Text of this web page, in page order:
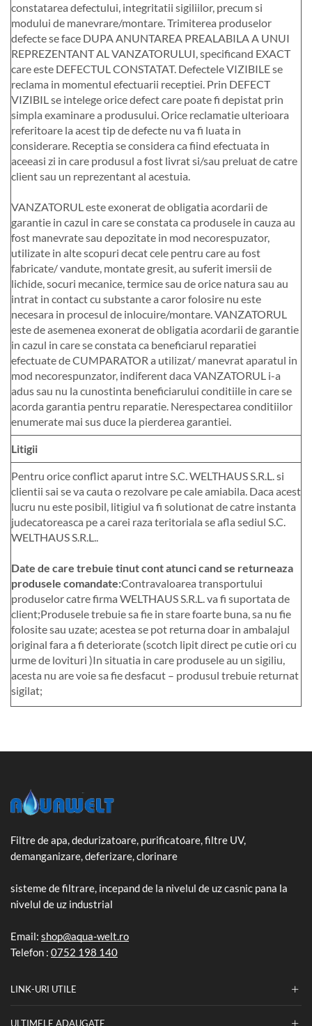
constatarea defectului, integritatii sigiliilor, precum si
modului de manevrare/montare. Trimiterea produselor
defecte se face DUPA ANUNTAREA PREALABILA A UNUI
REPREZENTANT AL VANZATORULUI, specificand EXACT
care este DEFECTUL CONSTATAT. Defectele VIZIBILE se
reclama in momentul efectuarii receptiei. Prin DEFECT
VIZIBIL se intelege orice defect care poate fi depistat prin
simpla examinare a produsului. Orice reclamatie ulterioara
referitoare la acest tip de defecte nu va fi luata in
considerare. Receptia se considera ca fiind efectuata in
aceeasi zi in care produsul a fost livrat si/sau preluat de catre
client sau un reprezentant al acestuia.
VANZATORUL este exonerat de obligatia acordarii de
garantie in cazul in care se constata ca produsele in cauza au
fost manevrate sau depozitate in mod necorespuzator,
utilizate in alte scopuri decat cele pentru care au fost
fabricate/ vandute, montate gresit, au suferit imersii de
lichide, socuri mecanice, termice sau de orice natura sau au
intrat in contact cu substante a caror folosire nu este
necesara in procesul de inlocuire/montare. VANZATORUL
este de asemenea exonerat de obligatia acordarii de garantie
in cazul in care se constata ca beneficiarul reparatiei
efectuate de CUMPARATOR a utilizat/ manevrat aparatul in
mod necorespunzator, indiferent daca VANZATORUL i-a
adus sau nu la cunostinta beneficiarului conditiile in care se
acorda garantia pentru reparatie. Nerespectarea conditiilor
enumerate mai sus duce la pierderea garantiei.
Litigii
Pentru orice conflict aparut intre S.C. WELTHAUS S.R.L. si
clientii sai se va cauta o rezolvare pe cale amiabila. Daca acest
lucru nu este posibil, litigiul va fi solutionat de catre instanta
judecatoreasca pe a carei raza teritoriala se afla sediul S.C.
WELTHAUS S.R.L..
Date de care trebuie tinut cont atunci cand se returneaza
produsele comandate:Contravaloarea transportului
produselor catre firma WELTHAUS S.R.L. va fi suportata de
client;Produsele trebuie sa fie in stare foarte buna, sa nu fie
folosite sau uzate; acestea se pot returna doar in ambalajul
original fara a fi deteriorate (scotch lipit direct pe cutie ori cu
urme de lovituri )In situatia in care produsele au un sigiliu,
acesta nu are voie sa fie desfacut – produsul trebuie returnat
sigilat;
Filtre de apa, dedurizatoare, purificatoare, filtre UV,
demanganizare, deferizare, clorinare
sisteme de filtrare, incepand de la nivelul de uz casnic pana la
nivelul de uz industrial
Email: shop@aqua-welt.ro
Telefon : 0752 198 140
LINK-URI UTILE
ULTIMELE ADAUGATE